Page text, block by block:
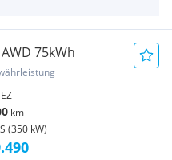
75kWh
EZ
km
(350 kW)